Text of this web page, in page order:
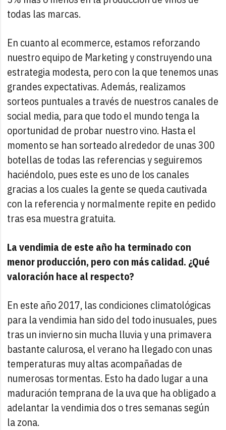
todas las marcas.
En cuanto al ecommerce, estamos reforzando
nuestro equipo de Marketing y construyendo una
estrategia modesta, pero con la que tenemos unas
grandes expectativas. Además, realizamos
sorteos puntuales a través de nuestros canales de
social media, para que todo el mundo tenga la
oportunidad de probar nuestro vino. Hasta el
momento se han sorteado alrededor de unas 300
botellas de todas las referencias y seguiremos
haciéndolo, pues este es uno de los canales
gracias a los cuales la gente se queda cautivada
con la referencia y normalmente repite en pedido
tras esa muestra gratuita.
La vendimia de este año ha terminado con
menor producción, pero con más calidad. ¿Qué
valoración hace al respecto?
En este año 2017, las condiciones climatológicas
para la vendimia han sido del todo inusuales, pues
tras un invierno sin mucha lluvia y una primavera
bastante calurosa, el verano ha llegado con unas
temperaturas muy altas acompañadas de
numerosas tormentas. Esto ha dado lugar a una
maduración temprana de la uva que ha obligado a
adelantar la vendimia dos o tres semanas según
la zona.